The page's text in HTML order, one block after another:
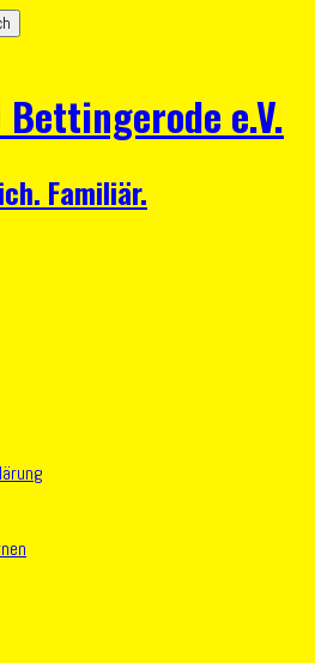
Bettingerode e.V.
Familiär.